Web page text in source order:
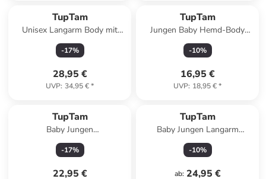
TupTam
Unisex Langarm Body mit
Aufdruck Spruch 5er Pack in
beige/grau
-17%
28,95 €
UVP: 34,95 €*
TupTam
Jungen Baby Hemd-Body
Langarm mit Kragen in blau
Modell 1
-10%
16,95 €
UVP: 18,95 €*
TupTam
Baby Jungen
Strickstrumpfhose 6er Pack in
blau
-17%
22,95 €
TupTam
Baby Jungen Langarm
Wickelshirt 5er Set in blau
-10%
ab: 24,95 €